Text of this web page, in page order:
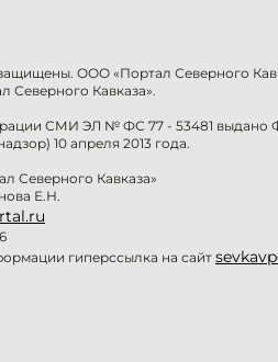
ООО «Портал Северного
Северного Кавказа».
СМИ ЭЛ № ФС 77 - 53481 выдано
10 апреля 2013 года.
Северного Кавказа»
Е.Н.
гиперссылка на сайт